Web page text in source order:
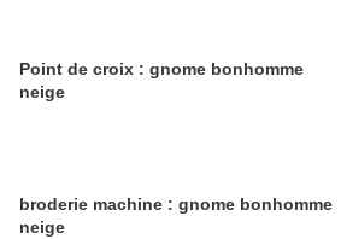
Point de croix : gnome bonhomme
neige
broderie machine : gnome bonhomme
neige